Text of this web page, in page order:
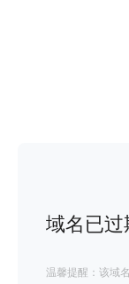
域名已过
温馨提醒：该域